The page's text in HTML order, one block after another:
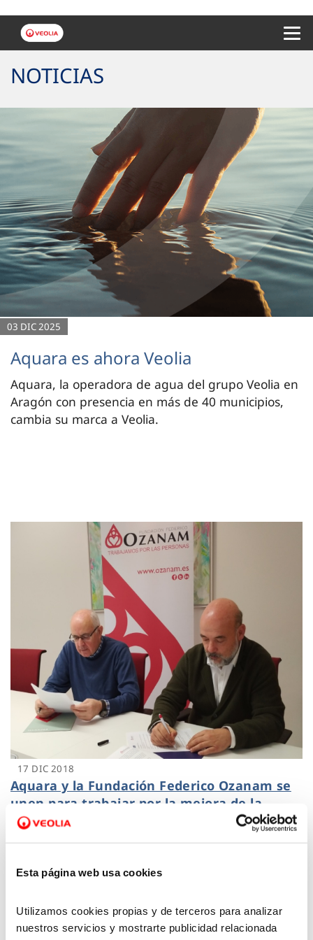
Esta página web usa cookies
Utilizamos cookies propias y de terceros para analizar
nuestros servicios y mostrarte publicidad relacionada
NOTICIAS
03 DIC 2025
Aquara es ahora Veolia
Aquara, la operadora de agua del grupo Veolia en
Aragón con presencia en más de 40 municipios,
cambia su marca a Veolia.
17 DIC 2018
Aquara y la Fundación Federico Ozanam se
unen para trabajar por la mejora de la
empleabilidad